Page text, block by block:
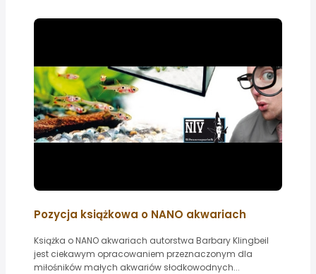
Pozycja książkowa o NANO akwariach
Książka o NANO akwariach autorstwa Barbary Klingbeil
jest ciekawym opracowaniem przeznaczonym dla
miłośników małych akwariów słodkowodnych...